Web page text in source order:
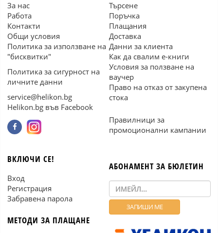
За нас
Работа
Контакти
Общи условия
Политика за използване на
"бисквитки"
Политика за сигурност на
личните данни
service@helikon.bg
Helikon.bg във Facebook
Търсене
Поръчка
Плащания
Доставка
Данни за клиента
Как да свалим е-книги
Условия за ползване на
ваучер
Право на отказ от закупена
стока
Правилници за
промоционални кампании
ВКЛЮЧИ СЕ!
Вход
Регистрация
Забравена парола
МЕТОДИ ЗА ПЛАЩАНЕ
АБОНАМЕНТ ЗА БЮЛЕТИН